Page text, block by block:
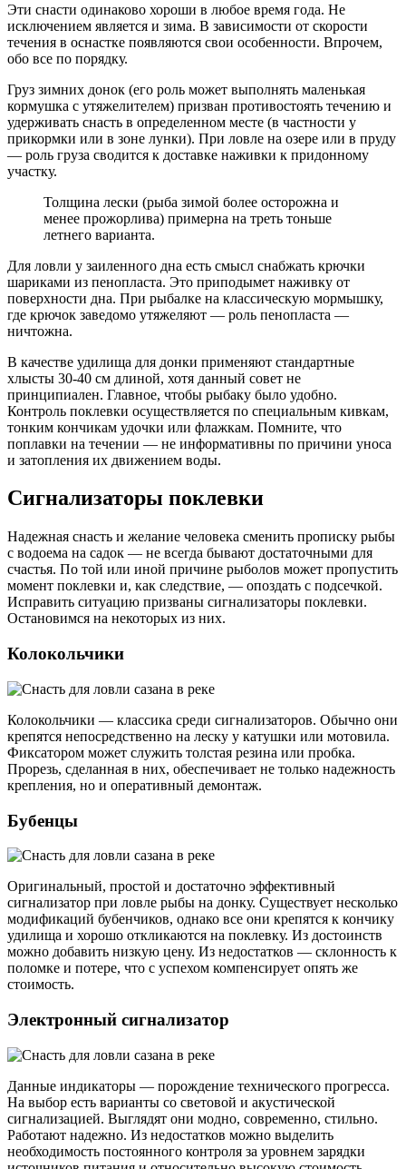
Эти снасти одинаково хороши в любое время года. Не
исключением является и зима. В зависимости от скорости
течения в оснастке появляются свои особенности. Впрочем,
обо все по порядку.
Груз зимних донок (его роль может выполнять маленькая
кормушка с утяжелителем) призван противостоять течению и
удерживать снасть в определенном месте (в частности у
прикормки или в зоне лунки). При ловле на озере или в пруду
— роль груза сводится к доставке наживки к придонному
участку.
Толщина лески (рыба зимой более осторожна и
менее прожорлива) примерна на треть тоньше
летнего варианта.
Для ловли у заиленного дна есть смысл снабжать крючки
шариками из пенопласта. Это приподымет наживку от
поверхности дна. При рыбалке на классическую мормышку,
где крючок заведомо утяжеляют — роль пенопласта —
ничтожна.
В качестве удилища для донки применяют стандартные
хлысты 30-40 см длиной, хотя данный совет не
принципиален. Главное, чтобы рыбаку было удобно.
Контроль поклевки осуществляется по специальным кивкам,
тонким кончикам удочки или флажкам. Помните, что
поплавки на течении — не информативны по причини уноса
и затопления их движением воды.
Сигнализаторы поклевки
Надежная снасть и желание человека сменить прописку рыбы
с водоема на садок — не всегда бывают достаточными для
счастья. По той или иной причине рыболов может пропустить
момент поклевки и, как следствие, — опоздать с подсечкой.
Исправить ситуацию призваны сигнализаторы поклевки.
Остановимся на некоторых из них.
Колокольчики
Колокольчики — классика среди сигнализаторов. Обычно они
крепятся непосредственно на леску у катушки или мотовила.
Фиксатором может служить толстая резина или пробка.
Прорезь, сделанная в них, обеспечивает не только надежность
крепления, но и оперативный демонтаж.
Бубенцы
Оригинальный, простой и достаточно эффективный
сигнализатор при ловле рыбы на донку. Существует несколько
модификаций бубенчиков, однако все они крепятся к кончику
удилища и хорошо откликаются на поклевку. Из достоинств
можно добавить низкую цену. Из недостатков — склонность к
поломке и потере, что с успехом компенсирует опять же
стоимость.
Электронный сигнализатор
Данные индикаторы — порождение технического прогресса.
На выбор есть варианты со световой и акустической
сигнализацией. Выглядят они модно, современно, стильно.
Работают надежно. Из недостатков можно выделить
необходимость постоянного контроля за уровнем зарядки